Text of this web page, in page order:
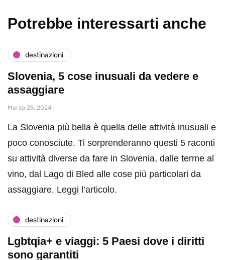
Potrebbe interessarti anche
destinazioni
Slovenia, 5 cose inusuali da vedere e
assaggiare
Marzo 25, 2024
La Slovenia più bella è quella delle attività inusuali e
poco conosciute. Ti sorprenderanno questi 5 raconti
su attività diverse da fare in Slovenia, dalle terme al
vino, dal Lago di Bled alle cose più particolari da
assaggiare. Leggi l’articolo.
destinazioni
Lgbtqia+ e viaggi: 5 Paesi dove i diritti
sono garantiti